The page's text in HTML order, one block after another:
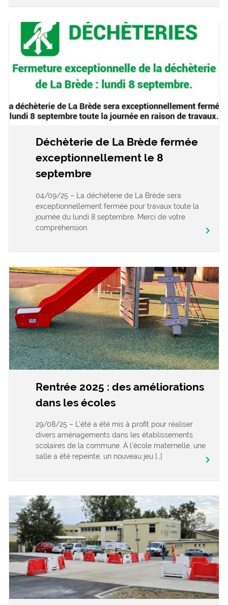
Déchèterie de La Brède fermée
exceptionnellement le 8
septembre
04/09/25 – La déchèterie de La Brède sera
exceptionnellement fermée pour travaux toute la
journée du lundi 8 septembre. Merci de votre
compréhension.
keyboard_arrow_right
Rentrée 2025 : des améliorations
dans les écoles
29/08/25 – L’été a été mis à profit pour réaliser
divers aménagements dans les établissements
scolaires de la commune. À l’école maternelle, une
salle a été repeinte, un nouveau jeu […]
keyboard_arrow_right